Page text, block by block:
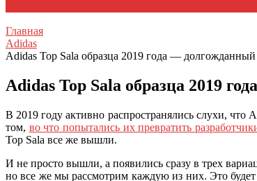
Главная
Adidas
Adidas Top Sala образца 2019 года —
Adidas Top Sala образца 2019
В 2019 году активно распространялись слухи,
том, во что попытались их превратить
Top Sala все же вышли.
И не просто вышли, а появились сразу в трех
но все же мы рассмотрим каждую из них. Это